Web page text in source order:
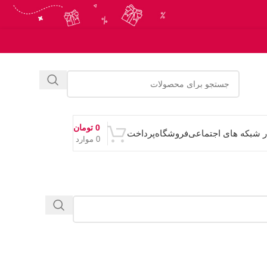
شبکه های اجتماعیفروشگاهپرداخت
0 موارد
0 تومان